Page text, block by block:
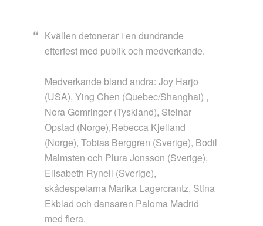
Kvällen detonerar i en dundrande
efterfest med publik och medverkande.
Medverkande bland andra: Joy Harjo
(USA), Ying Chen (Quebec/Shanghai) ,
Nora Gomringer (Tyskland), Steinar
Opstad (Norge),Rebecca Kjelland
(Norge), Tobias Berggren (Sverige), Bodil
Malmsten och Plura Jonsson (Sverige),
Elisabeth Rynell (Sverige),
skådespelarna Marika Lagercrantz, Stina
Ekblad och dansaren Paloma Madrid
med flera.